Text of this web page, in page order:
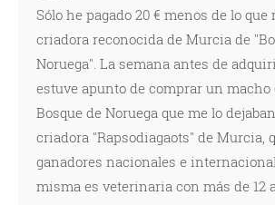
Sólo he pagado 20 € menos de lo
criadora reconocida de Murcia de
Noruega". La semana antes de
estuve apunto de comprar un macho
Bosque de Noruega que me lo
criadora "Rapsodiagaots" de Murcia,
ganadores nacionales e
misma es veterinaria con más de 12